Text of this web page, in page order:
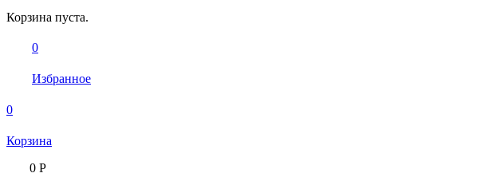
Корзина пуста.
0
Избранное
0
Корзина
0Р